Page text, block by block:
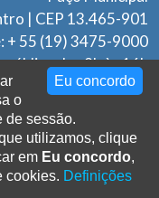
| CEP 13.465-901
+ 55 (19) 3475-9000
das 9h às 16h
da Secretaria
da Informação.
- Todos os
Eu concordo
o
de sessão.
utilizamos, clique
em Eu concordo,
cookies. Definições